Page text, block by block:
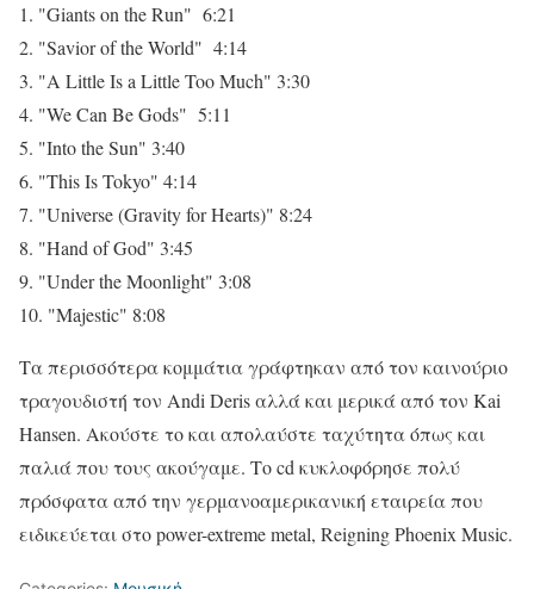
1. "Giants on the Run" 6:21
2. "Savior of the World" 4:14
3. "A Little Is a Little Too Much" 3:30
4. "We Can Be Gods" 5:11
5. "Into the Sun" 3:40
6. "This Is Tokyo" 4:14
7. "Universe (Gravity for Hearts)" 8:24
8. "Hand of God" 3:45
9. "Under the Moonlight" 3:08
10. "Majestic" 8:08
Τα περισσότερα κομμάτια γράφτηκαν από τον καινούριο
τραγουδιστή τον Andi Deris αλλά και μερικά από τον Kai
Hansen. Ακούστε το και απολαύστε ταχύτητα όπως και
παλιά που τους ακούγαμε. Το cd κυκλοφόρησε πολύ
πρόσφατα από την γερμανοαμερικανική εταιρεία που
ειδικεύεται στο power-extreme metal, Reigning Phoenix Music.